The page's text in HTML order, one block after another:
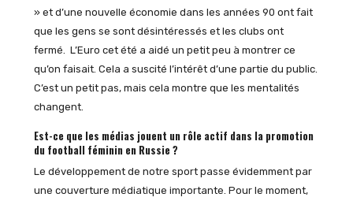
» et d’une nouvelle économie dans les années 90 ont fait
que les gens se sont désintéressés et les clubs ont
fermé. L’Euro cet été a aidé un petit peu à montrer ce
qu’on faisait. Cela a suscité l’intérêt d’une partie du public.
C’est un petit pas, mais cela montre que les mentalités
changent.
Est-ce que les médias jouent un rôle actif dans la promotion
du football féminin en Russie ?
Le développement de notre sport passe évidemment par
une couverture médiatique importante. Pour le moment,